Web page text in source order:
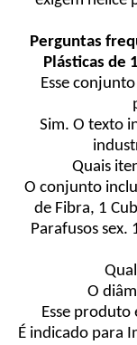
Perguntas
Plásticas de
Esse
Sim. O texto
Quais
O conjunto
de Fibra, 1
Parafusos sex.
O
Esse produto
É indicado para